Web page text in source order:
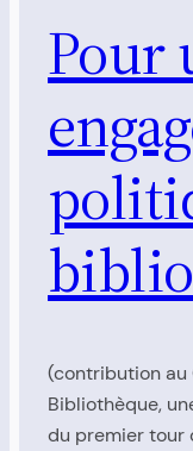
Pour
(contribution au
Bibliothèque,
du premier tour